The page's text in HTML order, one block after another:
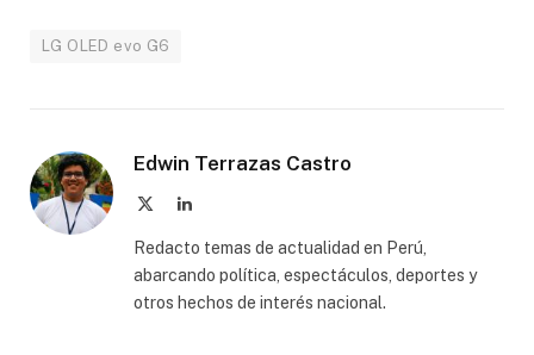
LG OLED evo G6
Edwin Terrazas Castro
LinkedIn
Redacto temas de actualidad en Perú,
abarcando política, espectáculos, deportes y
otros hechos de interés nacional.